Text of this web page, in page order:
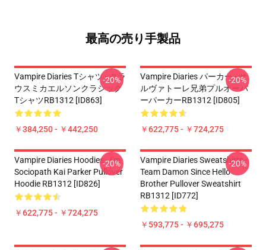
最高の売り手製品
Vampire Diaries Tシャツ - クラ
ウスミカエルソンクラシック
TシャツRB1312 [ID863]
￥384,250 - ￥442,250
-20%
Vampire Diaries パーカー - サ
ルヴァトーレ兄弟プルオーバ
ーパーカーRB1312 [ID805]
￥622,775 - ￥724,275
-20%
Vampire Diaries Hoodies - I'm
Sociopath Kai Parker Pullover
Hoodie RB1312 [ID826]
￥622,775 - ￥724,275
-20%
Vampire Diaries Sweatshirts -
Team Damon Since Hello
Brother Pullover Sweatshirt
RB1312 [ID772]
￥593,775 - ￥695,275
-20%